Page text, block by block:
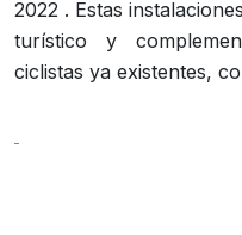
2022 . Estas
turístico y
ciclistas ya existentes,